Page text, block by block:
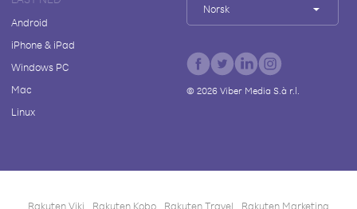
Android
iPhone & iPad
Windows PC
Mac
Linux
Norsk
© 2026Viber Media S.à r.l.
Rakuten Viki Rakuten Kobo Rakuten Travel Rakuten Marketing